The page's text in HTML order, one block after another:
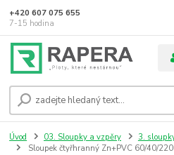
+420 607 075 655
7-15 hodina
Úvod 03. Sloupky a vzpěry 3.
Sloupek čtyřhranný Zn+PVC 60/40/